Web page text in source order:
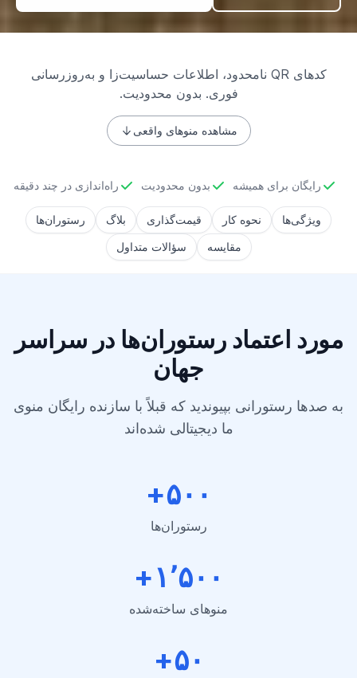
کدهای QR نامحدود، اطلاعات حساسیت‌زا و به‌روزرسانی
فوری. بدون محدودیت.
مشاهده منوهای واقعی
رایگان برای همیشه بدون محدودیت راه‌اندازی در چند دقیقه
ویژگی‌ها نحوه کار قیمت‌گذاری بلاگ
رستوران‌ها
مقایسه
سؤالات متداول
مورد اعتماد رستوران‌ها در سراسر
جهان
به صدها رستورانی بپیوندید که قبلاً با سازنده رایگان منوی
ما دیجیتالی شده‌اند
۵۰۰+
رستوران‌ها
۱٬۵۰۰+
منوهای ساخته‌شده
۵۰+